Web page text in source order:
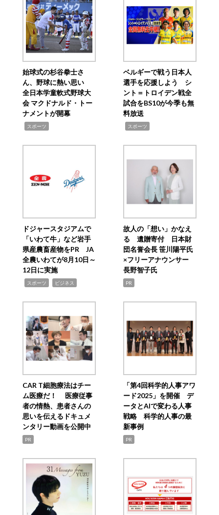
始球式の杉谷拳士さ
ん、野球に熱い思い
全日本学童軟式野球大
会 マクドナルド・トー
ナメントが開幕
スポーツ
ベルギーで戦う日本人
選手を応援しよう シ
ント＝トロイデン戦全
試合をBS10が今季も無
料放送
スポーツ
ドジャースタジアムで
「いわて牛」など岩手
県産農畜産物をPR JA
全農いわてが8月10日～
12日に実施
スポーツ ビジネス
故人の「想い」かなえ
る 遺贈寄付 日本財
団名誉会長 笹川陽平氏
×フリーアナウンサー
長野智子氏
PR
CAR T細胞療法はチー
ム医療だ！ 医療従事
者の情熱、患者さんの
思いを伝えるドキュメ
ンタリー動画を公開中
PR
「第4回科学的人事アワ
ード2025」を開催 デ
ータとAIで変わる人事
戦略 科学的人事の最
新事例
PR